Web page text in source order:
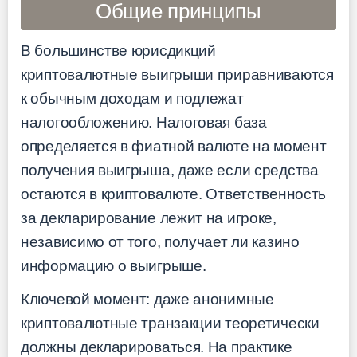
Общие принципы
В большинстве юрисдикций
криптовалютные выигрыши приравниваются
к обычным доходам и подлежат
налогообложению. Налоговая база
определяется в фиатной валюте на момент
получения выигрыша, даже если средства
остаются в криптовалюте. Ответственность
за декларирование лежит на игроке,
независимо от того, получает ли казино
информацию о выигрыше.
Ключевой момент: даже анонимные
криптовалютные транзакции теоретически
должны декларироваться. На практике